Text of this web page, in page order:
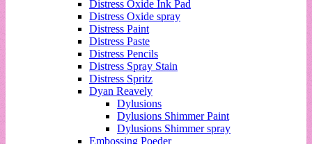
Distress Oxide Ink Pad
Distress Oxide spray
Distress Paint
Distress Paste
Distress Pencils
Distress Spray Stain
Distress Spritz
Dyan Reavely
Dylusions
Dylusions Shimmer Paint
Dylusions Shimmer spray
Embossing Poeder